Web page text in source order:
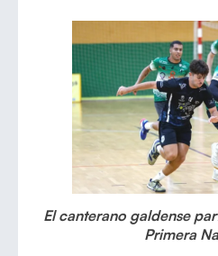
El canterano galdense
Primera